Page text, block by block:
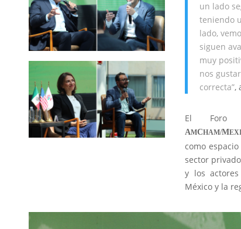
un lado
teniendo
lado,
siguen
muy
nos
correcta”,
El Foro
AMCHAM/M
como
sector
y los
México y la